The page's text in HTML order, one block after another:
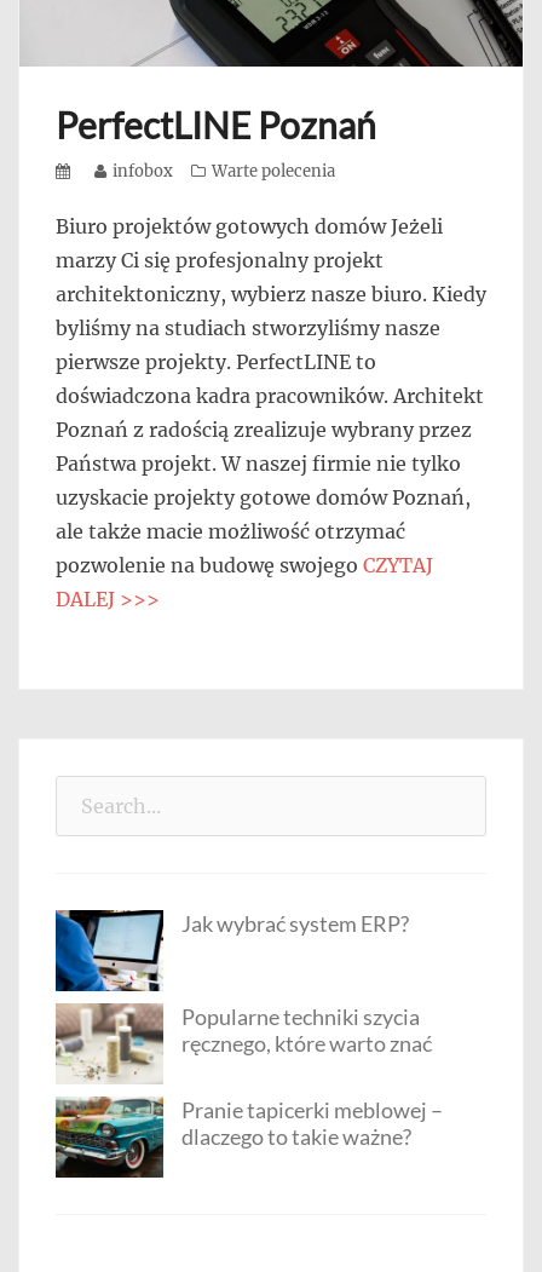
PerfectLINE Poznań
PostedAuthor
infobox Categories
Warte polecenia
Biuro projektów gotowych domów Jeżeli
marzy Ci się profesjonalny projekt
architektoniczny, wybierz nasze biuro. Kiedy
byliśmy na studiach stworzyliśmy nasze
pierwsze projekty. PerfectLINE to
doświadczona kadra pracowników. Architekt
Poznań z radością zrealizuje wybrany przez
Państwa projekt. W naszej firmie nie tylko
uzyskacie projekty gotowe domów Poznań,
ale także macie możliwość otrzymać
pozwolenie na budowę swojego CZYTAJ
DALEJ >>>
Jak wybrać system ERP?
Popularne techniki szycia
ręcznego, które warto znać
Pranie tapicerki meblowej –
dlaczego to takie ważne?